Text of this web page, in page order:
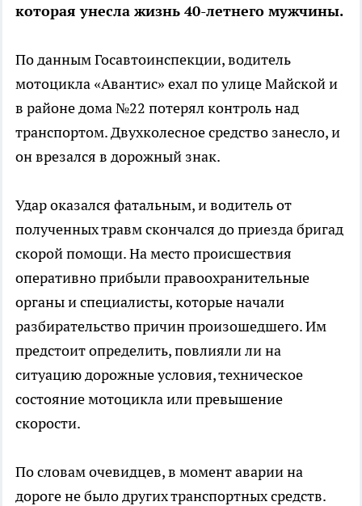
которая унесла жизнь 40-летнего мужчины.
По данным Госавтоинспекции, водитель
мотоцикла «Авантис» ехал по улице Майской и
в районе дома №22 потерял контроль над
транспортом. Двухколесное средство занесло, и
он врезался в дорожный знак.
Удар оказался фатальным, и водитель от
полученных травм скончался до приезда бригад
скорой помощи. На место происшествия
оперативно прибыли правоохранительные
органы и специалисты, которые начали
разбирательство причин произошедшего. Им
предстоит определить, повлияли ли на
ситуацию дорожные условия, техническое
состояние мотоцикла или превышение
скорости.
По словам очевидцев, в момент аварии на
дороге не было других транспортных средств.